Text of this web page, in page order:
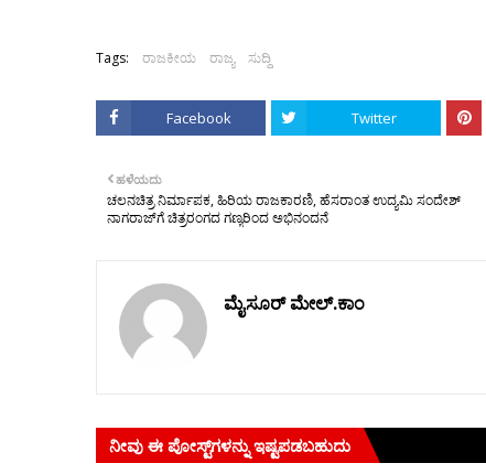
Tags: ರಾಜಕೀಯ ರಾಜ್ಯ ಸುದ್ದಿ
Facebook Twitter
ಹಳೆಯದು
ಚಲನಚಿತ್ರ ನಿರ್ಮಾಪಕ, ಹಿರಿಯ ರಾಜಕಾರಣಿ, ಹೆಸರಾಂತ ಉದ್ಯಮಿ ಸಂದೇಶ್
ನಾಗರಾಜ್‌ಗೆ ಚಿತ್ರರಂಗದ ಗಣ್ಯರಿಂದ ಅಭಿನಂದನೆ
ಮೈಸೂರ್ ಮೇಲ್.ಕಾಂ
ನೀವು ಈ ಪೋಸ್ಟ್‌ಗಳನ್ನು ಇಷ್ಟಪಡಬಹುದು